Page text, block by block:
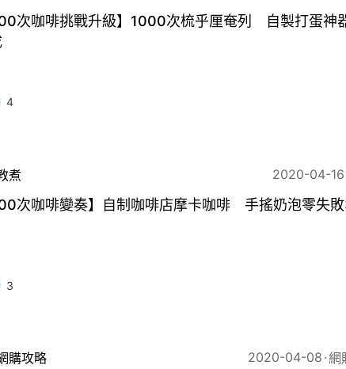
次咖啡挑戰升級】1000次梳乎厘奄列 自製打蛋神
4
煮 2020-04-16
次咖啡變奏】自制咖啡店摩卡咖啡 手搖奶泡零失
3
購攻略 2020-04-08 網